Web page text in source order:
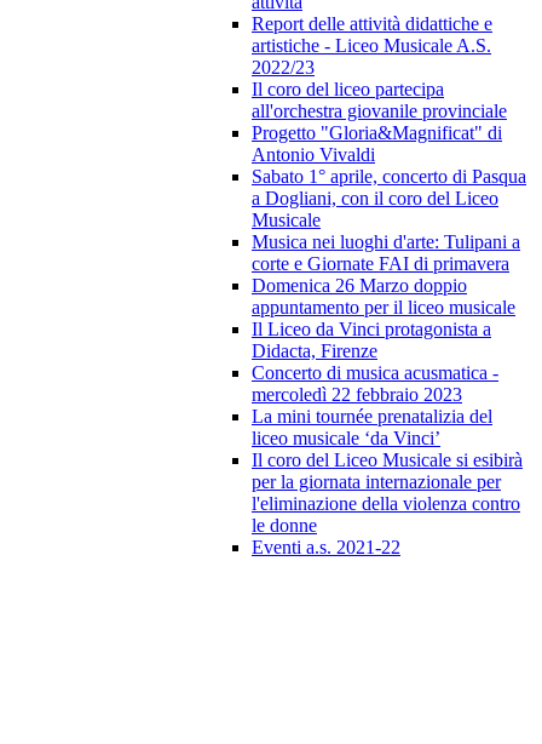
Report delle attività didattiche e
artistiche - Liceo Musicale A.S.
2022/23
Il coro del liceo partecipa
all'orchestra giovanile provinciale
Progetto "Gloria&Magnificat" di
Antonio Vivaldi
Sabato 1° aprile, concerto di Pasqua
a Dogliani, con il coro del Liceo
Musicale
Musica nei luoghi d'arte: Tulipani a
corte e Giornate FAI di primavera
Domenica 26 Marzo doppio
appuntamento per il liceo musicale
Il Liceo da Vinci protagonista a
Didacta, Firenze
Concerto di musica acusmatica -
mercoledì 22 febbraio 2023
La mini tournée prenatalizia del
liceo musicale ‘da Vinci’
Il coro del Liceo Musicale si esibirà
per la giornata internazionale per
l'eliminazione della violenza contro
le donne
Eventi a.s. 2021-22